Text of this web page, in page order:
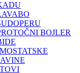
BOJLER